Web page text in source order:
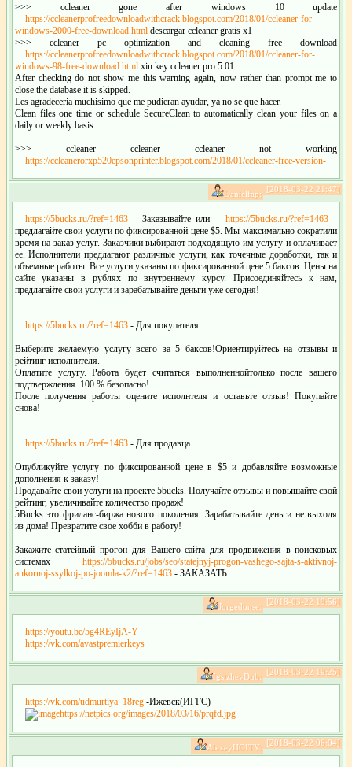
>>> ccleaner gone after windows 10 update
https://ccleanerprofreedownloadwithcrack.blogspot.com/2018/01/ccleaner-for-
windows-2000-free-download.htmldescargar ccleaner gratis x1
>>> ccleaner pc optimization and cleaning free download
https://ccleanerprofreedownloadwithcrack.blogspot.com/2018/01/ccleaner-for-
windows-98-free-download.htmlxin key ccleaner pro 5 01
After checking do not show me this warning again, now rather than prompt me to
close the database it is skipped.
Les agradeceria muchisimo que me pudieran ayudar, ya no se que hacer.
Clean files one time or schedule SecureClean to automatically clean your files on a
daily or weekly basis.
>>> ccleaner ccleaner ccleaner not working
https://ccleanerorxp520epsonprinter.blogspot.com/2018/01/ccleaner-free-version-
[2018-03-22 21:47]
Danielfap:
https://5bucks.ru/?ref=1463- Заказывайте или https://5bucks.ru/?ref=1463 -
предлагайте свои услуги по фиксированной цене $5. Мы максимально сократили
время на заказ услуг. Заказчики выбирают подходящую им услугу и оплачивает
ее. Исполнители предлагают различные услуги, как точечные доработки, так и
объемные работы. Все услуги указаны по фиксированной цене 5 баксов. Цены на
сайте указаны в рублях по внутреннему курсу. Присоединяйтесь к нам,
предлагайте свои услуги и зарабатывайте деньги уже сегодня!
https://5bucks.ru/?ref=1463- Для покупателя
Выберите желаемую услугу всего за 5 баксов!Ориентируйтесь на отзывы и
рейтинг исполнителя.
Оплатите услугу. Работа будет считаться выполненнойтолько после вашего
подтверждения. 100 % безопасно!
После получения работы оцените исполнтеля и оставьте отзыв! Покупайте
снова!
https://5bucks.ru/?ref=1463- Для продавца
Опубликуйте услугу по фиксированной цене в $5 и добавляйте возможные
дополнения к заказу!
Продавайте свои услуги на проекте 5bucks. Получайте отзывы и повышайте свой
рейтинг, увеличивайте количество продаж!
5Bucks это фриланс-биржа нового поколения. Зарабатывайте деньги не выходя
из дома! Превратите свое хобби в работу!
Закажите статейный прогон для Вашего сайта для продвижения в поисковых
системах
https://5bucks.ru/jobs/seo/statejnyj-progon-vashego-sajta-s-aktivnoj-
ankornoj-ssylkoj-po-joomla-k2/?ref=1463- ЗАКАЗАТЬ
[2018-03-22 19:56]
Jorgedonse:
https://youtu.be/5g4REyIjA-Y
https://vk.com/avastpremierkeys
[2018-03-22 19:25]
IgsizhevDub:
https://vk.com/udmurtiya_18reg-Ижевск(ИГГС)
https://netpics.org/images/2018/03/16/prqfd.jpg
[2018-03-22 06:04]
AlexeyHOITY: